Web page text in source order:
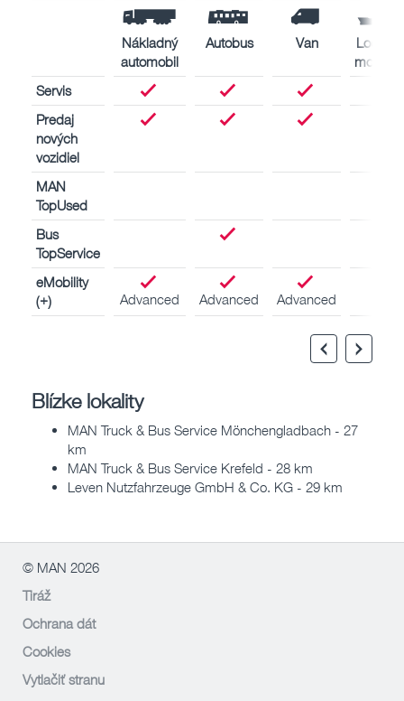
Nákladný
automobil
Autobus Van
Lodné
motory
Servis
Predaj
nových
vozidiel
MAN
TopUsed
Bus
TopService
eMobility
(+)
Advanced Advanced Advanced
Blízke lokality
MAN Truck & Bus Service Mönchengladbach - 27
km
MAN Truck & Bus Service Krefeld - 28 km
Leven Nutzfahrzeuge GmbH & Co. KG - 29 km
© MAN 2026
Tiráž
Ochrana dát
Cookies
Vytlačiť stranu